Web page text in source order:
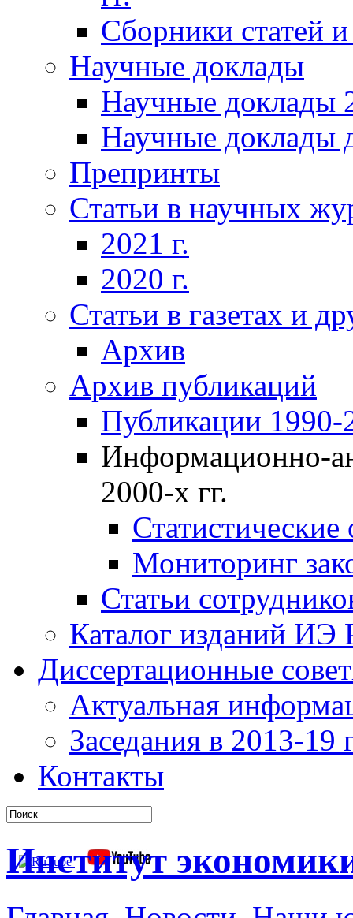
Сборники статей
Научные доклады
Научные доклады
Научные доклады
Препринты
Статьи в научных
2021 г.
2020 г.
Статьи в газетах и
Архив
Архив публикаций
Публикации 1990-
Информационно-
2000-х гг.
Мониторинг
Статьи
Каталог изданий ИЭ
Диссертационные
Актуальная
Заседания в 2013-19
Контакты
Институт